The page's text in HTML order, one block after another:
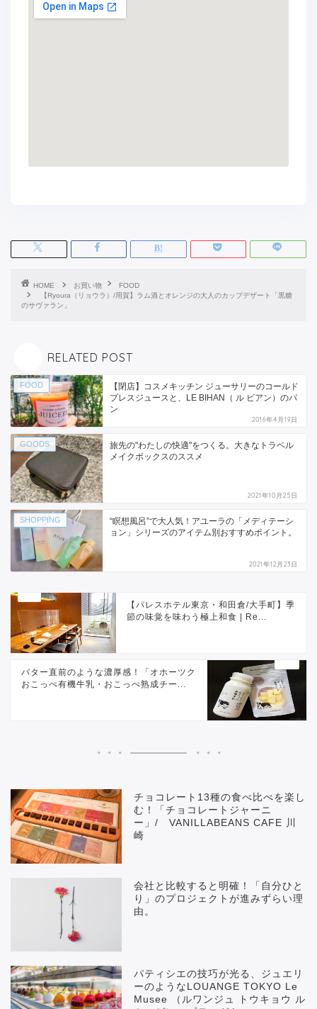
HOME お買い物
FOOD
【Ryoura（リョウラ）/用賀】ラム酒とオレンジの大人のカップデザート「黒糖
のサヴァラン」
RELATED POST
FOOD
【閉店】コスメキッチン ジューサリーのコールド
プレスジュースと、LE BIHAN（ ル ビアン）のパ
ン
2016年4月19日
GOODS
旅先の"わたしの快適"をつくる。大きなトラベル
メイクボックスのススメ
2021年10月25日
SHOPPING
“瞑想風呂”で大人気！アユーラの「メディテーシ
ョン」シリーズのアイテム別おすすめポイント。
2021年12月23日
【パレスホテル東京・和田倉/大手町】季
節の味覚を味わう極上和食 | Re...
バター直前のような濃厚感！「オホーツク
おこっぺ有機牛乳・おこっぺ熟成チー...
チョコレート13種の食べ比べを楽し
む！「チョコレートジャーニ
ー」/ VANILLABEANS CAFE 川
崎
会社と比較すると明確！「自分ひと
り」のプロジェクトが進みずらい理
由。
パティシエの技巧が光る、ジュエリ
ーのようなLOUANGE TOKYO Le
Musee （ルワンジュ トウキョウ ル